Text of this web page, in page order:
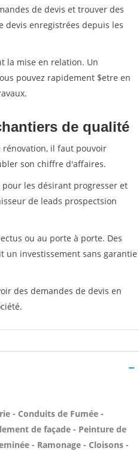
de devis et trouver des
devis enregistrées depuis les
la mise en relation. Un
pouvez rapidement $etre en
de qualité
il faut pouvoir
son chiffre d'affaires.
les désirant progresser et
de leads prospectsion
ou au porte à porte. Des
un investissement sans garantie
des demandes de devis en
- Conduits de Fumée -
de façade - Peinture de
- Ramonage - Cloisons -